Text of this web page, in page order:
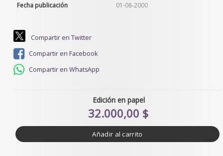
Fecha publicación
01-08-2000
Compartir en Twitter
Compartir en Facebook
Compartir en WhatsApp
Edición en papel
32.000,00 $
Añadir al carrito